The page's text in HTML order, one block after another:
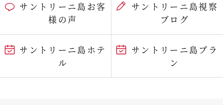
サントリーニ島お客
様の声
サントリーニ島視察
ブログ
サントリーニ島ホテ
ル
サントリーニ島プラ
ン